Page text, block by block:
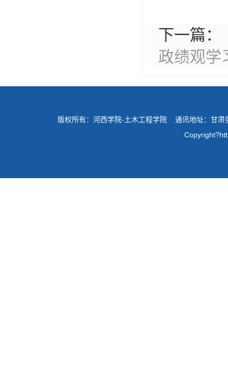
下一篇：
政绩观学
版权所有：河西学院-土木工程学院 通讯地址：甘